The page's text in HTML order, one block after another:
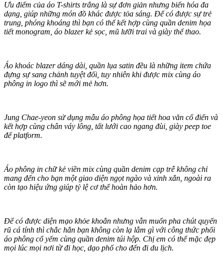
Ưu điểm của áo T-shirts trắng là sự đơn giản nhưng biến hóa đa
dạng, giúp những món đồ khác được tỏa sáng. Để có được sự trẻ
trung, phóng khoáng thì bạn có thể kết hợp cùng quần denim họa
tiết monogram, áo blazer kẻ sọc, mũ lưỡi trai và giày thể thao.
Áo khoác blazer dáng dài, quần lụa satin đều là những item chứa
đựng sự sang chảnh tuyệt đối, tuy nhiên khi được mix cùng áo
phông in logo thì sẽ mới mẻ hơn.
Jung Chae-yeon sử dụng mẫu áo phông họa tiết hoa văn cổ điển và
kết hợp cùng chân váy lông, tất lưới cao ngang đùi, giày peep toe
đế platform.
Áo phông in chữ kẻ viền mix cùng quần denim cạp trễ không chỉ
mang đến cho bạn một giao diện ngọt ngào và xinh xắn, ngoài ra
còn tạo hiệu ứng giúp tỷ lệ c‌ơ th‌ể hoàn hảo hơn.
Để có được diện mạo khỏe khoắn nhưng vẫn muốn pha chút quyến
rũ cá tính thì chắc hẳn bạn không còn lạ lẫm gì với công thức phối
áo phông cổ yếm cùng quần denim túi hộp. Chị em có thể mặc đẹp
mọi lúc mọi nơi từ đi học, dạo phố cho đến đi du lịch.